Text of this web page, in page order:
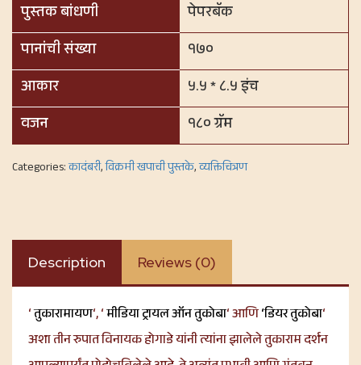
पुस्तक बांधणी
पेपरबॅक
पानांची संख्या
१७०
आकार
५.५ * ८.५ इंच
वजन
१८० ग्रॅम
Categories:कादंबरी,विक्रमी खपाची पुस्तके,व्यक्तिचित्रण
Description Reviews (0)
‘तुकारामायण‘, ‘मीडिया ट्रायल ऑन तुकोबा‘ आणि‘डियर तुकोबा‘
अशा तीन रुपात विनायक होगाडे यांनी त्यांना झालेले तुकाराम दर्शन